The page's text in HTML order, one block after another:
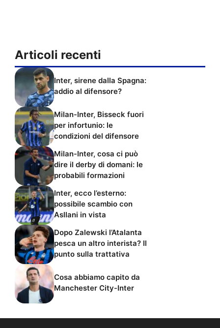
Articoli recenti
Inter, sirene dalla Spagna:
addio al difensore?
Milan-Inter, Bisseck fuori
per infortunio: le
condizioni del difensore
Milan-Inter, cosa ci può
dire il derby di domani: le
probabili formazioni
Inter, ecco l’esterno:
possibile scambio con
Asllani in vista
Dopo Zalewski l’Atalanta
pesca un altro interista? Il
punto sulla trattativa
Cosa abbiamo capito da
Manchester City-Inter